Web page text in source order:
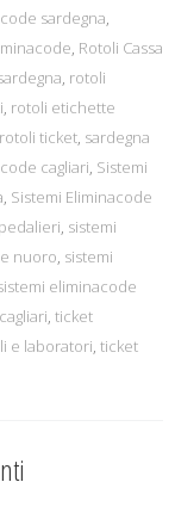
sardegna,
, Rotoli Cassa
, rotoli
, rotoli etichette
rotoli ticket, sardegna
cagliari, Sistemi
, Sistemi Eliminacode
, sistemi
nuoro, sistemi
eliminacode
, ticket
e laboratori, ticket